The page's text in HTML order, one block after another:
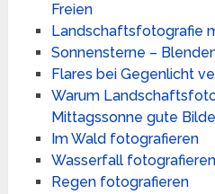
Freien
Landschaftsfotografie
Sonnensterne –
Flares bei Gegenlicht
Warum
Mittagssonne gute
Im Wald fotografieren
Wasserfall fotografieren
Regen fotografieren